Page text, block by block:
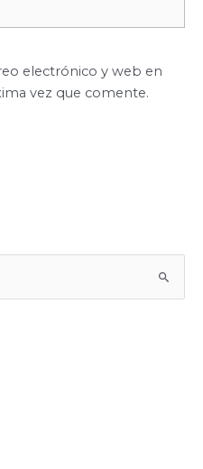
electrónico y web en
vez que comente.